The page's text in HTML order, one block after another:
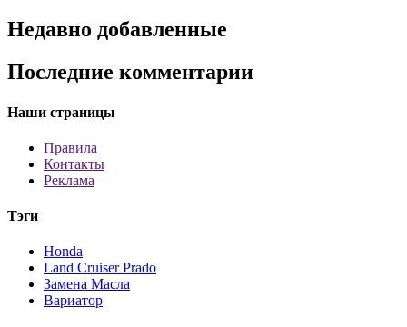
Недавно добавленные
Последние комментарии
Наши страницы
Правила
Контакты
Реклама
Тэги
Honda
Land Cruiser Prado
Замена Масла
Вариатор